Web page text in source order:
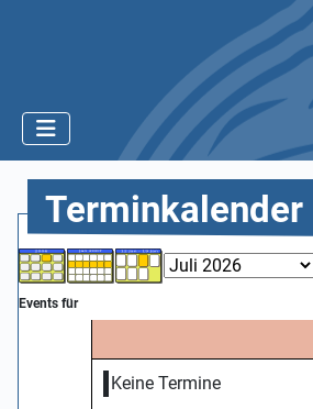
Terminkalender
Events für
Keine Termine